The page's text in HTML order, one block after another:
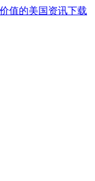
值的美国资讯下载